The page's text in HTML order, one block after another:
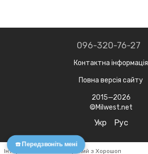
096-320-76-27
Контактна інформація
Повна версія сайту
2015—2026
©Milwest.net
Укр Рус
Інтернет-магазин створений з Хорошоп
☎️ Передзвоніть мені